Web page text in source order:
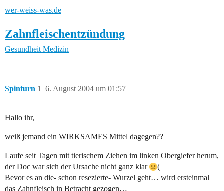
wer-weiss-was.de
Zahnfleischentzündung
Gesundheit Medizin
Spinturn 6. August 2004 um 01:57
1
Hallo ihr,
weiß jemand ein WIRKSAMES Mittel dagegen??
Laufe seit Tagen mit tierischem Ziehen im linken Obergiefer herum,
der Doc war sich der Ursache nicht ganz klar
(
Bevor es an die- schon resezierte- Wurzel geht… wird ersteinmal
das Zahnfleisch in Betracht gezogen…